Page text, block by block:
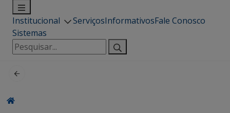
Institucional ServiçosInformativosFale Conosco
Sistemas
Pesquisar
por: